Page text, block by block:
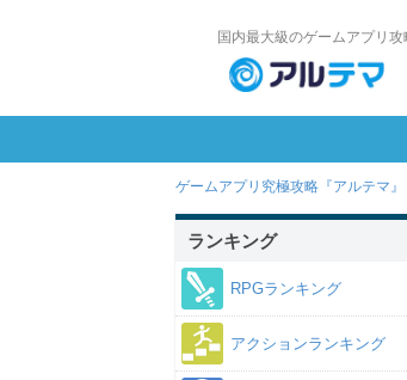
国内最大級のゲームアプリ攻
ゲームアプリ究極攻略『アルテマ』
ランキング
RPGランキング
アクションランキング